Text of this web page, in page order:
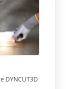
DYNCUT3D